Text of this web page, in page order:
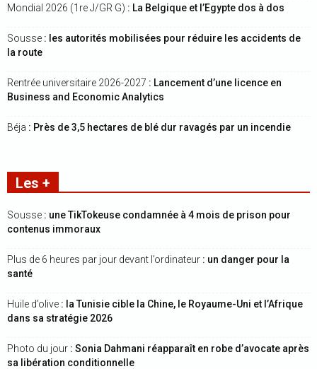
Mondial 2026 (1re J/GR G) : La Belgique et l’Egypte dos à dos
Sousse : les autorités mobilisées pour réduire les accidents de
la route
Rentrée universitaire 2026-2027 : Lancement d’une licence en
Business and Economic Analytics
Béja : Près de 3,5 hectares de blé dur ravagés par un incendie
Les +
Sousse : une TikTokeuse condamnée à 4 mois de prison pour
contenus immoraux
Plus de 6 heures par jour devant l’ordinateur : un danger pour la
santé
Huile d’olive : la Tunisie cible la Chine, le Royaume-Uni et l’Afrique
dans sa stratégie 2026
Photo du jour : Sonia Dahmani réapparaît en robe d’avocate après
sa libération conditionnelle